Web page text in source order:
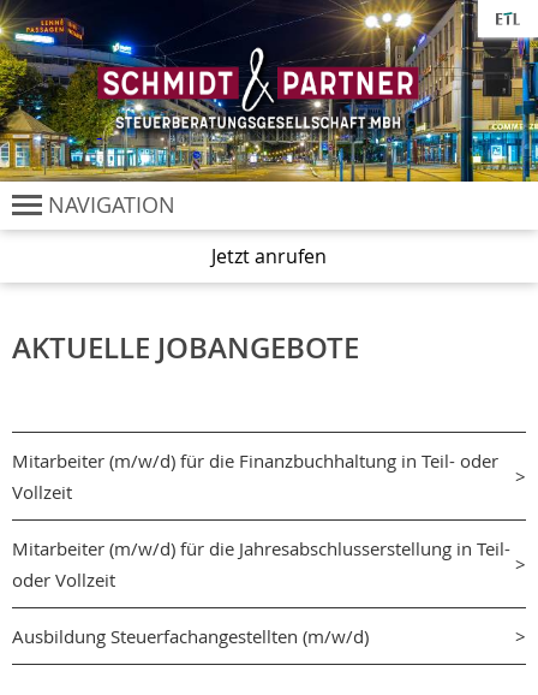
NAVIGATION
Jetzt anrufen
AKTUELLE JOBANGEBOTE
Mitarbeiter (m/w/d) für die Finanzbuchhaltung in Teil- oder
Vollzeit
Mitarbeiter (m/w/d) für die Jahresabschlusserstellung in Teil-
oder Vollzeit
Ausbildung Steuerfachangestellten (m/w/d)
Cookie-Einstellungen